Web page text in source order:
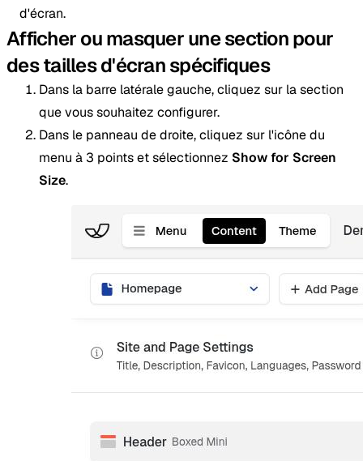
d'écran.
Afficher ou masquer une section pour
des tailles d'écran spécifiques
Dans la barre latérale gauche, cliquez sur la section
que vous souhaitez configurer.
Dans le panneau de droite, cliquez sur l'icône du
menu à 3 points et sélectionnez Show for Screen
Size.